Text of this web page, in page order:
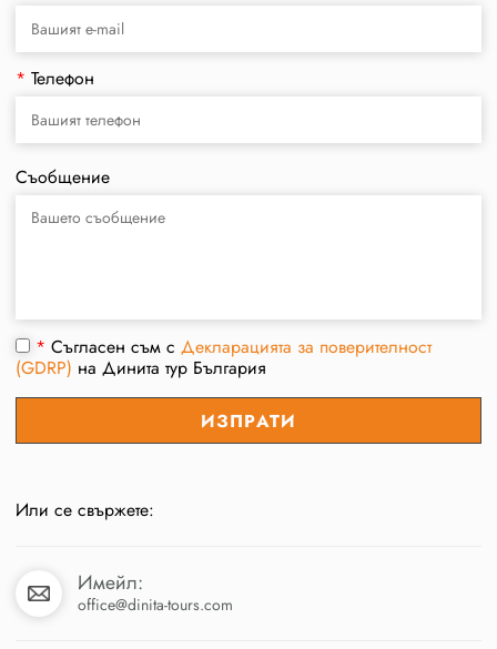
* Телефон
Съобщение
*Съгласен съм сДекларацията за поверителност
(GDRP) на Динита тур България
Или се свържете:
Имейл:
office@dinita-tours.com